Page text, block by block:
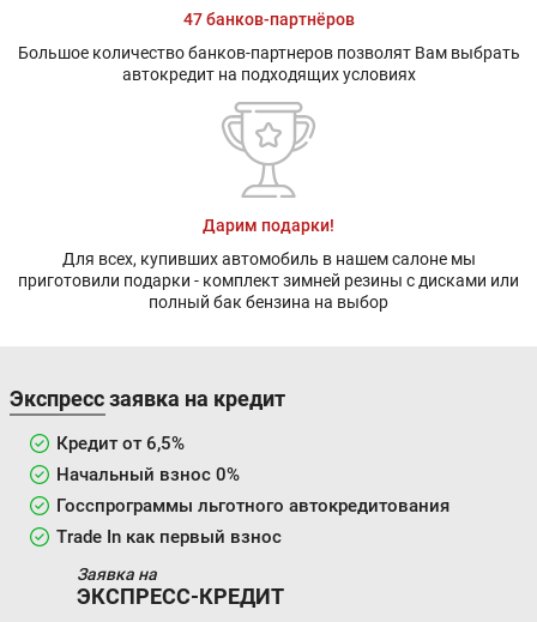
47 банков-партнёров
Большое количество банков-партнеров позволят Вам выбрать
автокредит на подходящих условиях
Дарим подарки!
Для всех, купивших автомобиль в нашем салоне мы
приготовили подарки - комплект зимней резины с дисками или
полный бак бензина на выбор
Экспресс заявка на кредит
Кредит от 6,5%
Начальный взнос 0%
Госспрограммы льготного автокредитования
Trade In как первый взнос
Заявка на
ЭКСПРЕСС-КРЕДИТ